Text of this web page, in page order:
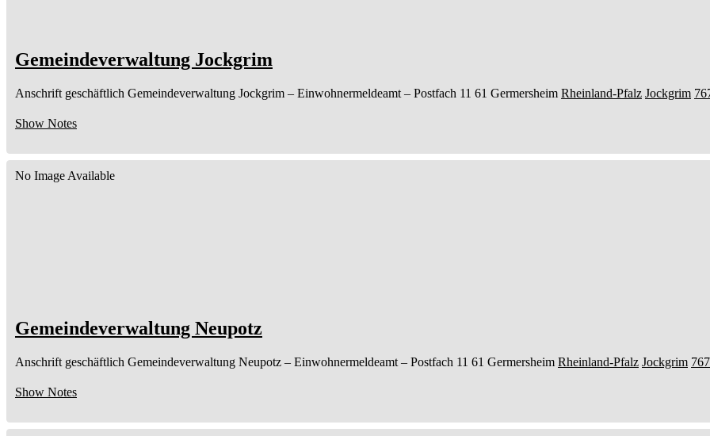
Gemeindeverwaltung Jockgrim
Anschrift geschäftlich Gemeindeverwaltung Jockgrim – Einwohnermeldeamt – Postfach 11 61 Germersheim Rheinland-Pfalz Jockgrim
Show Notes
No Image Available
Gemeindeverwaltung Neupotz
Anschrift geschäftlich Gemeindeverwaltung Neupotz – Einwohnermeldeamt – Postfach 11 61 Germersheim Rheinland-Pfalz Jockgrim
Show Notes